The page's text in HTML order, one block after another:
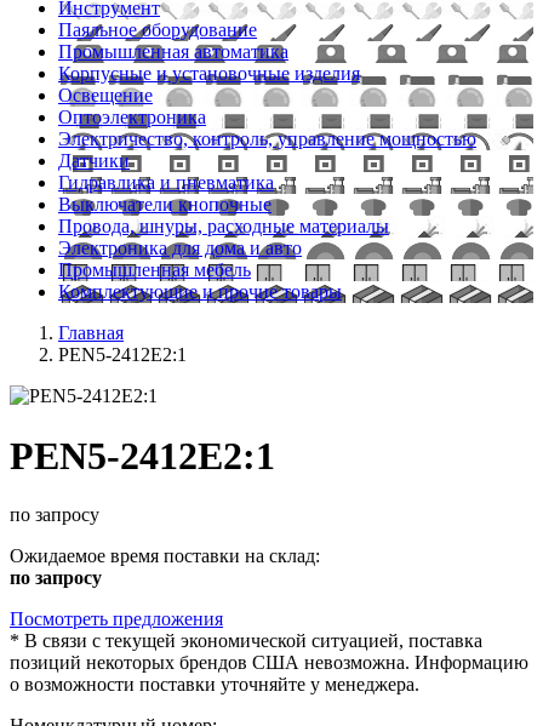
Инструмент
Паяльное оборудование
Промышленная автоматика
Корпусные и установочные изделия
Освещение
Оптоэлектроника
Электричество, контроль, управление мощностью
Датчики
Гидравлика и пневматика
Выключатели кнопочные
Провода, шнуры, расходные материалы
Электроника для дома и авто
Промышленная мебель
Комплектующие и прочие товары
Главная
PEN5-2412E2:1
PEN5-2412E2:1
по запросу
Ожидаемое время поставки на склад:
по запросу
Посмотреть предложения
* В связи с текущей экономической ситуацией, поставка
позиций некоторых брендов США невозможна. Информацию
о возможности поставки уточняйте у менеджера.